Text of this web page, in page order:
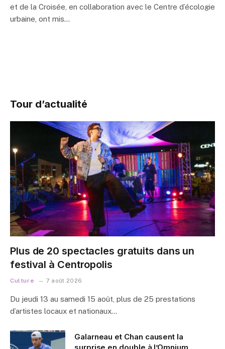
et de la Croisée, en collaboration avec le Centre d’écologie
urbaine, ont mis…
Tour d’actualité
Plus de 20 spectacles gratuits dans un
festival à Centropolis
Culture 7 août 2026
Du jeudi 13 au samedi 15 août, plus de 25 prestations
d’artistes locaux et nationaux…
Galarneau et Chan causent la